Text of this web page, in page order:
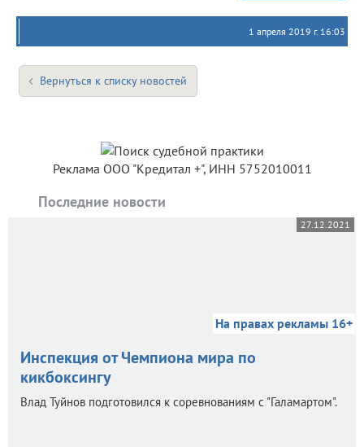
1 апреля 2019 г. 16:03
Вернуться к списку новостей
Реклама ООО "Кредитал +", ИНН 5752010011
Последние новости
27.12.2021
На правах рекламы 16+
Инспекция от Чемпиона мира по
кикбоксингу
Влад Туйнов подготовился к соревнованиям с "Галамартом".